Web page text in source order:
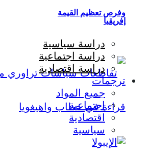
إفريقيا
وفرص تعظيم القيمة
دراسة سياسية
دراسة اجتماعية
دراسة اقتصادية
ترجمات
جميع المواد
اجتماعية
اقتصادية
سياسية